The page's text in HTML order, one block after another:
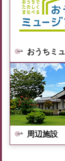
おうちミ
周辺施設